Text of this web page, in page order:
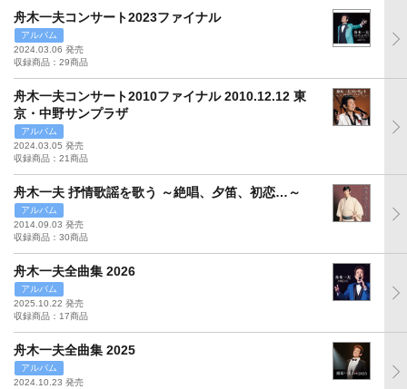
舟木一夫コンサート2023ファイナル
アルバム
2024.03.06 発売
収録商品：29商品
舟木一夫コンサート2010ファイナル 2010.12.12 東
京・中野サンプラザ
アルバム
2024.03.05 発売
収録商品：21商品
舟木一夫 抒情歌謡を歌う ～絶唱、夕笛、初恋…～
アルバム
2014.09.03 発売
収録商品：30商品
舟木一夫全曲集 2026
アルバム
2025.10.22 発売
収録商品：17商品
舟木一夫全曲集 2025
アルバム
2024.10.23 発売